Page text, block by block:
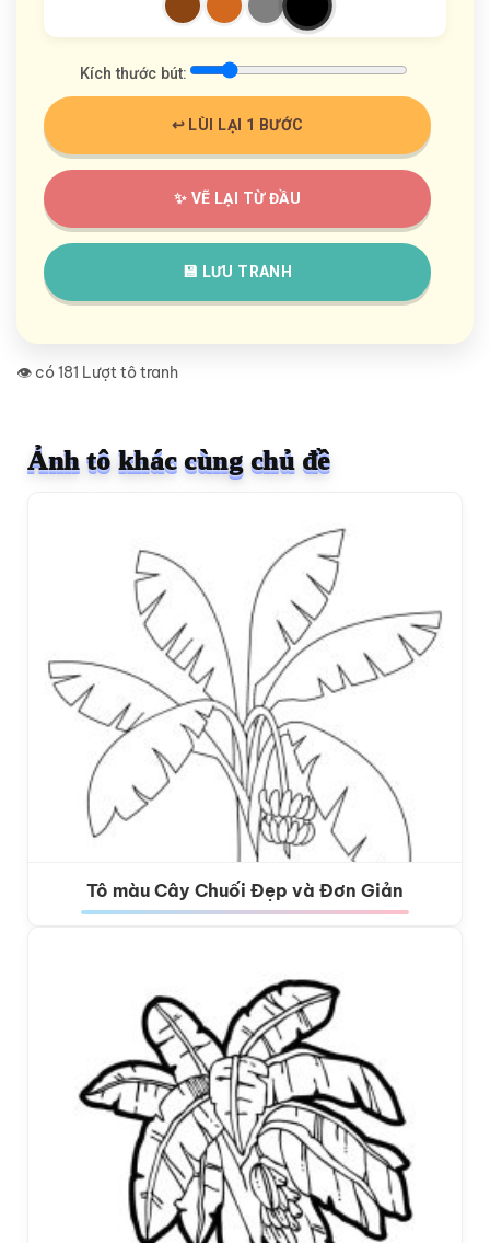
Kích thước bút:
↩️ LÙI LẠI 1 BƯỚC
✨ VẼ LẠI TỪ ĐẦU
💾 LƯU TRANH
👁️ có 181 Lượt tô tranh
Ảnh tô khác cùng chủ đề
Tô màu Cây Chuối Đẹp và Đơn Giản